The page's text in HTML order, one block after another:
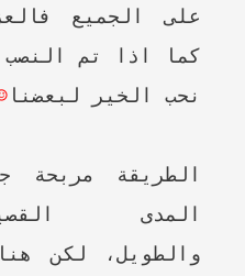
على الجميع
كما اذا تم
نحب الخير لبعضنا
الطريقة مربحة
المدى
والطويل، لكن